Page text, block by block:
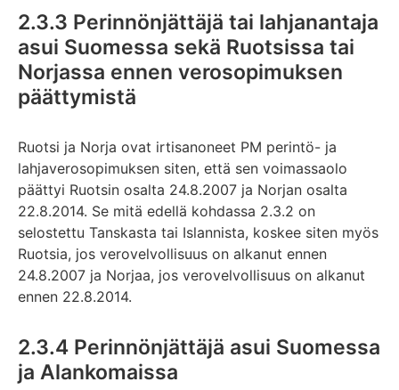
2.3.3 Perinnönjättäjä tai lahjanantaja
asui Suomessa sekä Ruotsissa tai
Norjassa ennen verosopimuksen
päättymistä
Ruotsi ja Norja ovat irtisanoneet PM perintö- ja
lahjaverosopimuksen siten, että sen voimassaolo
päättyi Ruotsin osalta 24.8.2007 ja Norjan osalta
22.8.2014. Se mitä edellä kohdassa 2.3.2 on
selostettu Tanskasta tai Islannista, koskee siten myös
Ruotsia, jos verovelvollisuus on alkanut ennen
24.8.2007 ja Norjaa, jos verovelvollisuus on alkanut
ennen 22.8.2014.
2.3.4 Perinnönjättäjä asui Suomessa
ja Alankomaissa